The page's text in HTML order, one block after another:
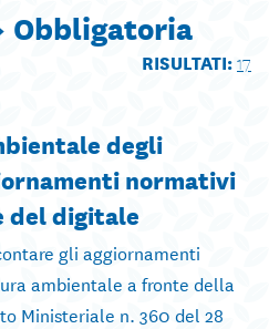
Obbligatoria
RISULTATI:17
degli
normativi
del digitale
gli aggiornamenti
ambientale a fronte della
Ministeriale n. 360 del 28